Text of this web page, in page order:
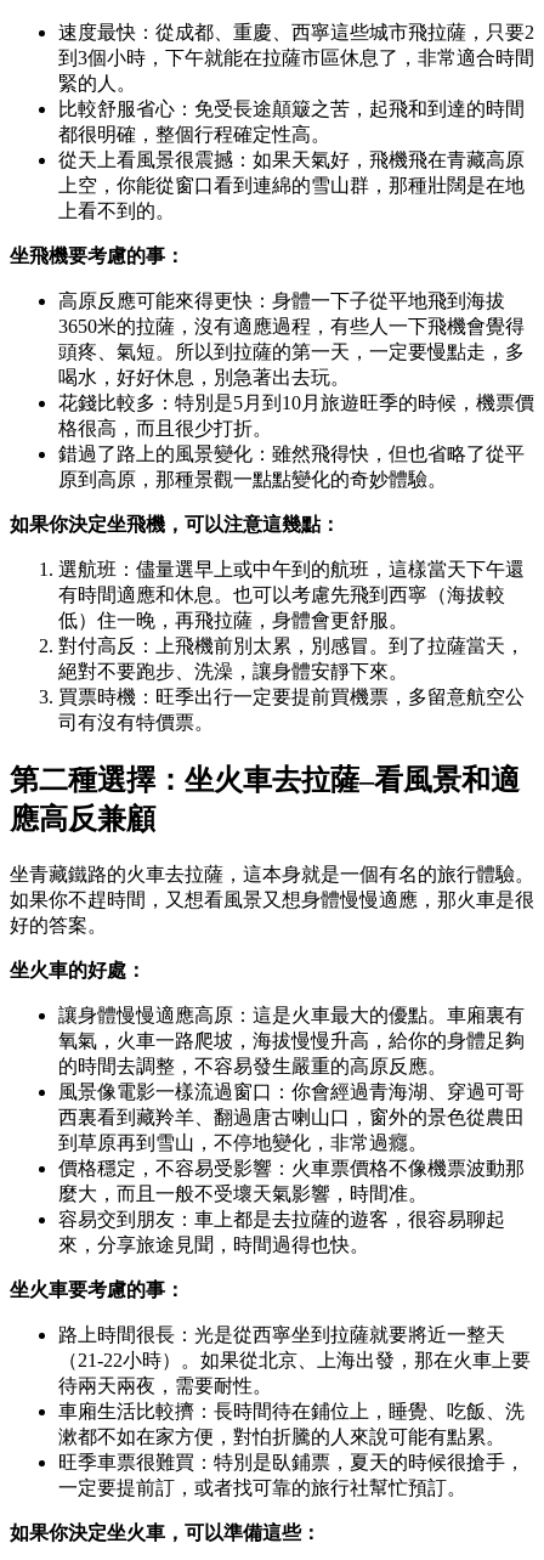
速度最快：從成都、重慶、西寧這些城市飛拉薩，只要2
到3個小時，下午就能在拉薩市區休息了，非常適合時間
緊的人。
比較舒服省心：免受長途顛簸之苦，起飛和到達的時間
都很明確，整個行程確定性高。
從天上看風景很震撼：如果天氣好，飛機飛在青藏高原
上空，你能從窗口看到連綿的雪山群，那種壯闊是在地
上看不到的。
坐飛機要考慮的事：
高原反應可能來得更快：身體一下子從平地飛到海拔
3650米的拉薩，沒有適應過程，有些人一下飛機會覺得
頭疼、氣短。所以到拉薩的第一天，一定要慢點走，多
喝水，好好休息，別急著出去玩。
花錢比較多：特別是5月到10月旅遊旺季的時候，機票價
格很高，而且很少打折。
錯過了路上的風景變化：雖然飛得快，但也省略了從平
原到高原，那種景觀一點點變化的奇妙體驗。
如果你決定坐飛機，可以注意這幾點：
選航班：儘量選早上或中午到的航班，這樣當天下午還
有時間適應和休息。也可以考慮先飛到西寧（海拔較
低）住一晚，再飛拉薩，身體會更舒服。
對付高反：上飛機前別太累，別感冒。到了拉薩當天，
絕對不要跑步、洗澡，讓身體安靜下來。
買票時機：旺季出行一定要提前買機票，多留意航空公
司有沒有特價票。
第二種選擇：坐火車去拉薩–看風景和適
應高反兼顧
坐青藏鐵路的火車去拉薩，這本身就是一個有名的旅行體驗。
如果你不趕時間，又想看風景又想身體慢慢適應，那火車是很
好的答案。
坐火車的好處：
讓身體慢慢適應高原：這是火車最大的優點。車廂裏有
氧氣，火車一路爬坡，海拔慢慢升高，給你的身體足夠
的時間去調整，不容易發生嚴重的高原反應。
風景像電影一樣流過窗口：你會經過青海湖、穿過可哥
西裏看到藏羚羊、翻過唐古喇山口，窗外的景色從農田
到草原再到雪山，不停地變化，非常過癮。
價格穩定，不容易受影響：火車票價格不像機票波動那
麼大，而且一般不受壞天氣影響，時間准。
容易交到朋友：車上都是去拉薩的遊客，很容易聊起
來，分享旅途見聞，時間過得也快。
坐火車要考慮的事：
路上時間很長：光是從西寧坐到拉薩就要將近一整天
（21-22小時）。如果從北京、上海出發，那在火車上要
待兩天兩夜，需要耐性。
車廂生活比較擠：長時間待在鋪位上，睡覺、吃飯、洗
漱都不如在家方便，對怕折騰的人來說可能有點累。
旺季車票很難買：特別是臥鋪票，夏天的時候很搶手，
一定要提前訂，或者找可靠的旅行社幫忙預訂。
如果你決定坐火車，可以準備這些：